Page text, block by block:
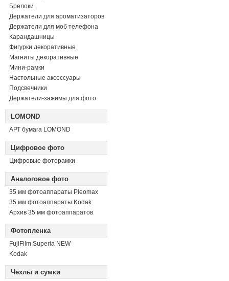
Брелоки
Держатели для ароматизаторов
Держатели для моб телефона
Карандашницы
Фигурки декоративные
Магниты декоративные
Мини-рамки
Настольные аксессуары
Подсвечники
Держатели-зажимы для фото
LOMOND
АРТ бумага LOMOND
Цифровое фото
Цифровые фоторамки
Аналоговое фото
35 мм фотоаппараты Pleomax
35 мм фотоаппараты Kodak
Архив 35 мм фотоаппаратов
Фотопленка
FujiFilm Superia NEW
Kodak
Чехлы и сумки